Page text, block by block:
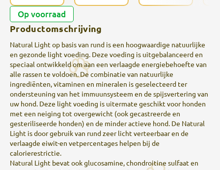
Op voorraad
Productomschrijving
Natural Light op basis van rund is een hoogwaardige natuurlijke
en gezonde light voeding. Deze voeding is uitgebalanceerd en
speciaal ontwikkeld om aan een verlaagde energiebehoefte van
alle rassen te voldoen. De combinatie van natuurlijke
ingrediënten, vitaminen en mineralen is geselecteerd ter
ondersteuning van het immuunsysteem en de spijsvertering van
uw hond. Deze light voeding is uitermate geschikt voor honden
met een neiging tot overgewicht (ook gecastreerde en
gesteriliseerde honden) en de minder actieve hond. De Natural
Light is door gebruik van rund zeer licht verteerbaar en de
verlaagde eiwit-en vetpercentages helpen bij de
calorierestrictie.
Natural Light bevat ook glucosamine, chondroitine sulfaat en